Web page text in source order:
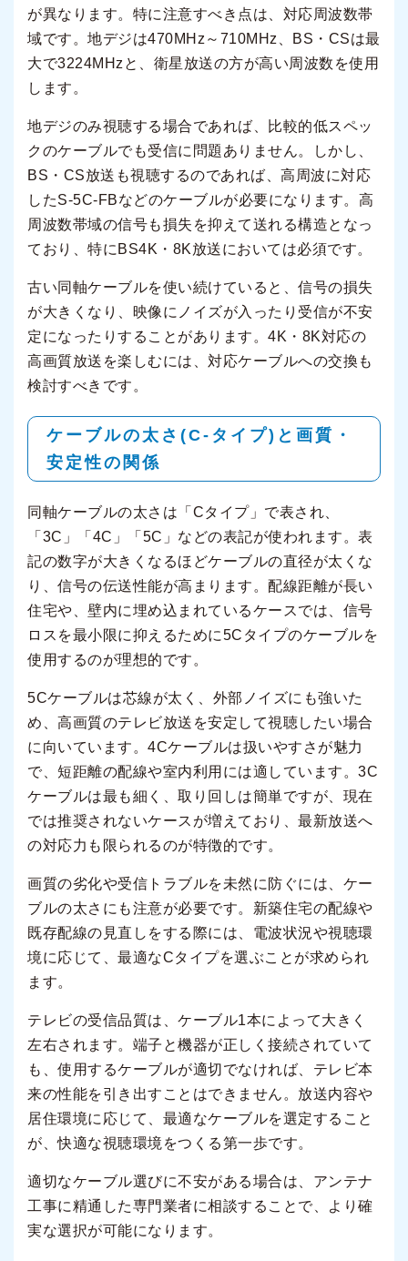
が異なります。特に注意すべき点は、対応周波数帯
域です。地デジは470MHz～710MHz、BS・CSは最
大で3224MHzと、衛星放送の方が高い周波数を使用
します。
地デジのみ視聴する場合であれば、比較的低スペッ
クのケーブルでも受信に問題ありません。しかし、
BS・CS放送も視聴するのであれば、高周波に対応
したS-5C-FBなどのケーブルが必要になります。高
周波数帯域の信号も損失を抑えて送れる構造となっ
ており、特にBS4K・8K放送においては必須です。
古い同軸ケーブルを使い続けていると、信号の損失
が大きくなり、映像にノイズが入ったり受信が不安
定になったりすることがあります。4K・8K対応の
高画質放送を楽しむには、対応ケーブルへの交換も
検討すべきです。
ケーブルの太さ(C-タイプ)と画質・
安定性の関係
同軸ケーブルの太さは「Cタイプ」で表され、
「3C」「4C」「5C」などの表記が使われます。表
記の数字が大きくなるほどケーブルの直径が太くな
り、信号の伝送性能が高まります。配線距離が長い
住宅や、壁内に埋め込まれているケースでは、信号
ロスを最小限に抑えるために5Cタイプのケーブルを
使用するのが理想的です。
5Cケーブルは芯線が太く、外部ノイズにも強いた
め、高画質のテレビ放送を安定して視聴したい場合
に向いています。4Cケーブルは扱いやすさが魅力
で、短距離の配線や室内利用には適しています。3C
ケーブルは最も細く、取り回しは簡単ですが、現在
では推奨されないケースが増えており、最新放送へ
の対応力も限られるのが特徴的です。
画質の劣化や受信トラブルを未然に防ぐには、ケー
ブルの太さにも注意が必要です。新築住宅の配線や
既存配線の見直しをする際には、電波状況や視聴環
境に応じて、最適なCタイプを選ぶことが求められ
ます。
テレビの受信品質は、ケーブル1本によって大きく
左右されます。端子と機器が正しく接続されていて
も、使用するケーブルが適切でなければ、テレビ本
来の性能を引き出すことはできません。放送内容や
居住環境に応じて、最適なケーブルを選定すること
が、快適な視聴環境をつくる第一歩です。
適切なケーブル選びに不安がある場合は、アンテナ
工事に精通した専門業者に相談することで、より確
実な選択が可能になります。